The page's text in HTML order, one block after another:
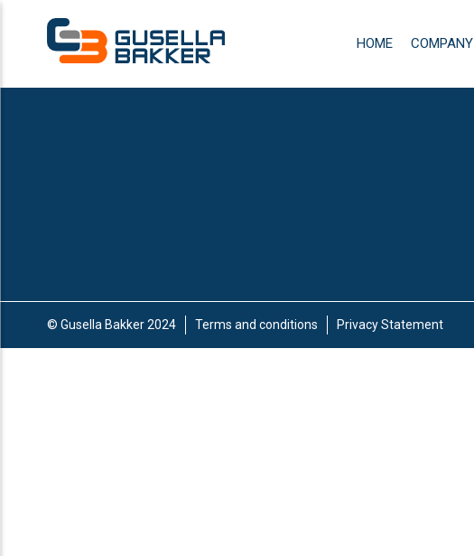
HOME COMPANY
© Gusella Bakker 2024 Terms and conditions Privacy Statement